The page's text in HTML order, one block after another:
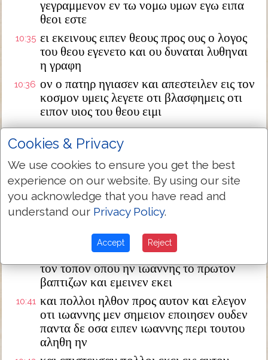
γεγραμμενον εν τω νομω υμων εγω ειπα
θεοι εστε
10:35 ει εκεινους ειπεν θεους προς ους ο λογος
του θεου εγενετο και ου δυναται λυθηναι
η γραφη
10:36 ον ο πατηρ ηγιασεν και απεστειλεν εις τον
κοσμον υμεις λεγετε οτι βλασφημεις οτι
ειπον υιος του θεου ειμι
10:37 ει ου ποιω τα εργα του πατρος μου μη
πιστευετε μοι
10:38 ει δε ποιω καν εμοι μη πιστευητε τοις
εργοις πιστευσατε ινα γνωτε και
πιστευσητε οτι εν εμοι ο πατηρ καγω εν
αυτω
εζητουν ουν παλιν αυτον πιασαι και
εξηλθεν εκ της χειρος αυτων
και απηλθεν παλιν περαν του ιορδανου εις
τον τοπον οπου ην ιωαννης το πρωτον
βαπτιζων και εμεινεν εκει
10:41 και πολλοι ηλθον προς αυτον και ελεγον
οτι ιωαννης μεν σημειον εποιησεν ουδεν
παντα δε οσα ειπεν ιωαννης περι τουτου
αληθη ην
Cookies & Privacy
We use cookies to ensure you get the best
experience on our website. By using our site
you acknowledge that you have read and
understand our Privacy Policy.
Accept Reject